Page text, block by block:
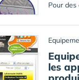
Pour
les